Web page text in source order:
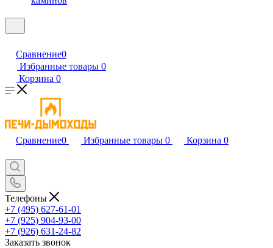
Сравнение0
Избранные товары 0
Корзина 0
Сравнение0 Избранные товары 0 Корзина 0
Телефоны
+7 (495) 627-61-01
+7 (925) 904-93-00
+7 (926) 631-24-82
Заказать звонок